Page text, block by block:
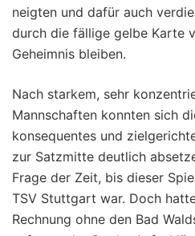
neigten und dafür auch
durch die fällige gelbe Karte
Geheimnis bleiben.
Nach starkem, sehr
Mannschaften konnten sich
konsequentes und
zur Satzmitte deutlich
Frage der Zeit, bis dieser
TSV Stuttgart war. Doch
Rechnung ohne den Bad